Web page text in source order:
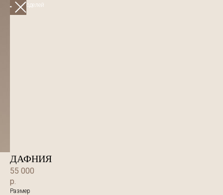
Больше моделей
ДАФНИЯ
55 000
р.
Размер